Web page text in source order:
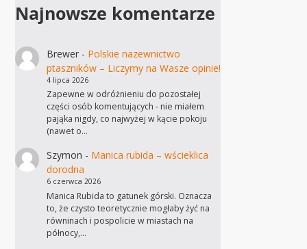
Najnowsze komentarze
Brewer- Polskie nazewnictwo
ptaszników – Liczymy na Wasze opinie!
4 lipca 2026
Zapewne w odróżnieniu do pozostałej
części osób komentujących - nie miałem
pająka nigdy, co najwyżej w kącie pokoju
(nawet o…
Szymon - Manica rubida – wścieklica
dorodna
6 czerwca 2026
Manica Rubida to gatunek górski. Oznacza
to, że czysto teoretycznie mogłaby żyć na
równinach i pospolicie w miastach na
północy,…